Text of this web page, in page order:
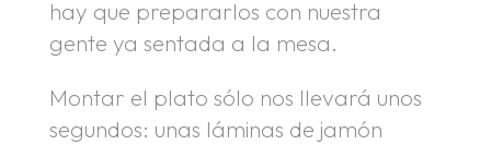
hay que prepararlos con nuestra
gente ya sentada a la mesa.
Montar el plato sólo nos llevará unos
segundos: unas láminas de jamón